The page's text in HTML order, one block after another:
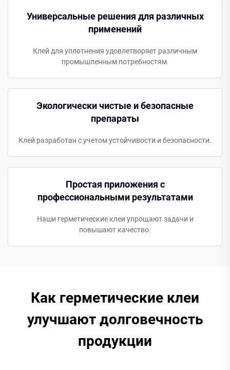
Универсальные решения для различных
применений
Клей для уплотнения удовлетворяет различным
промышленным потребностям.
Экологически чистые и безопасные
препараты
Клей разработан с учетом устойчивости и безопасности.
Простая приложения с
профессиональными результатами
Наши герметические клеи упрощают задачи и
повышают качество.
Как герметические клеи
улучшают долговечность
продукции